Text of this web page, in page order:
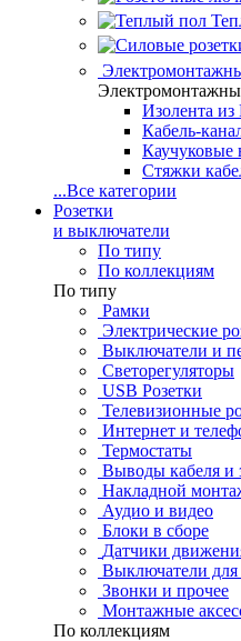
Изолента
Кабель-
Каучуковые
Стяжки
...Все категории
Розетки
и выключатели
По типу
По коллекциям
По типу
Рамки
Электрические
Выключатели и
Светорегуляторы
USB Розетки
Телевизионные
Интернет и
Термостаты
Выводы кабеля и
Накладной
Аудио и видео
Блоки в сборе
Датчики
Выключатели
Звонки и прочее
Монтажные
По коллекциям